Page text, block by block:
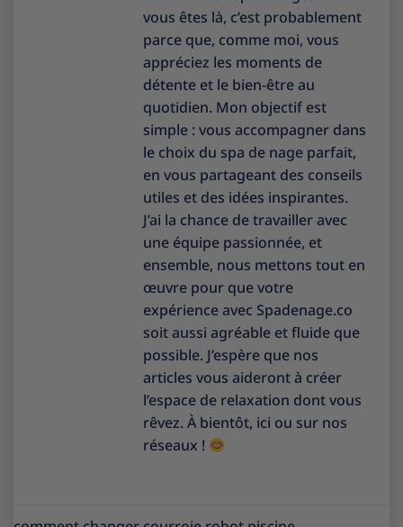
vous êtes là, c’est probablement
parce que, comme moi, vous
appréciez les moments de
détente et le bien-être au
quotidien. Mon objectif est
simple : vous accompagner dans
le choix du spa de nage parfait,
en vous partageant des conseils
utiles et des idées inspirantes.
J’ai la chance de travailler avec
une équipe passionnée, et
ensemble, nous mettons tout en
œuvre pour que votre
expérience avec Spadenage.co
soit aussi agréable et fluide que
possible. J’espère que nos
articles vous aideront à créer
l’espace de relaxation dont vous
rêvez. À bientôt, ici ou sur nos
réseaux !